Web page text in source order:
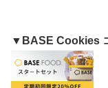
▼BASE Cookies